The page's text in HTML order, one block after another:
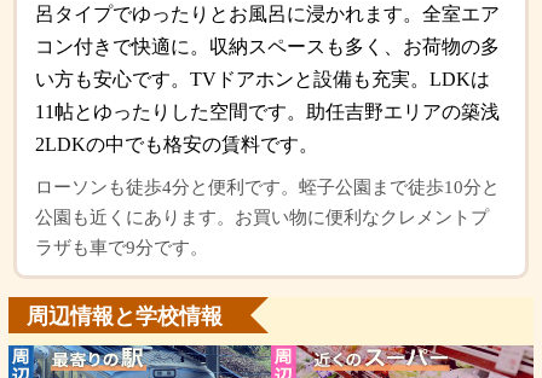
呂タイプでゆったりとお風呂に浸かれます。全室エア
コン付きで快適に。収納スペースも多く、お荷物の多
い方も安心です。TVドアホンと設備も充実。LDKは
11帖とゆったりした空間です。助任吉野エリアの築浅
2LDKの中でも格安の賃料です。
ローソンも徒歩4分と便利です。蛭子公園まで徒歩10分と
公園も近くにあります。お買い物に便利なクレメントプ
ラザも車で9分です。
周辺情報と学校情報